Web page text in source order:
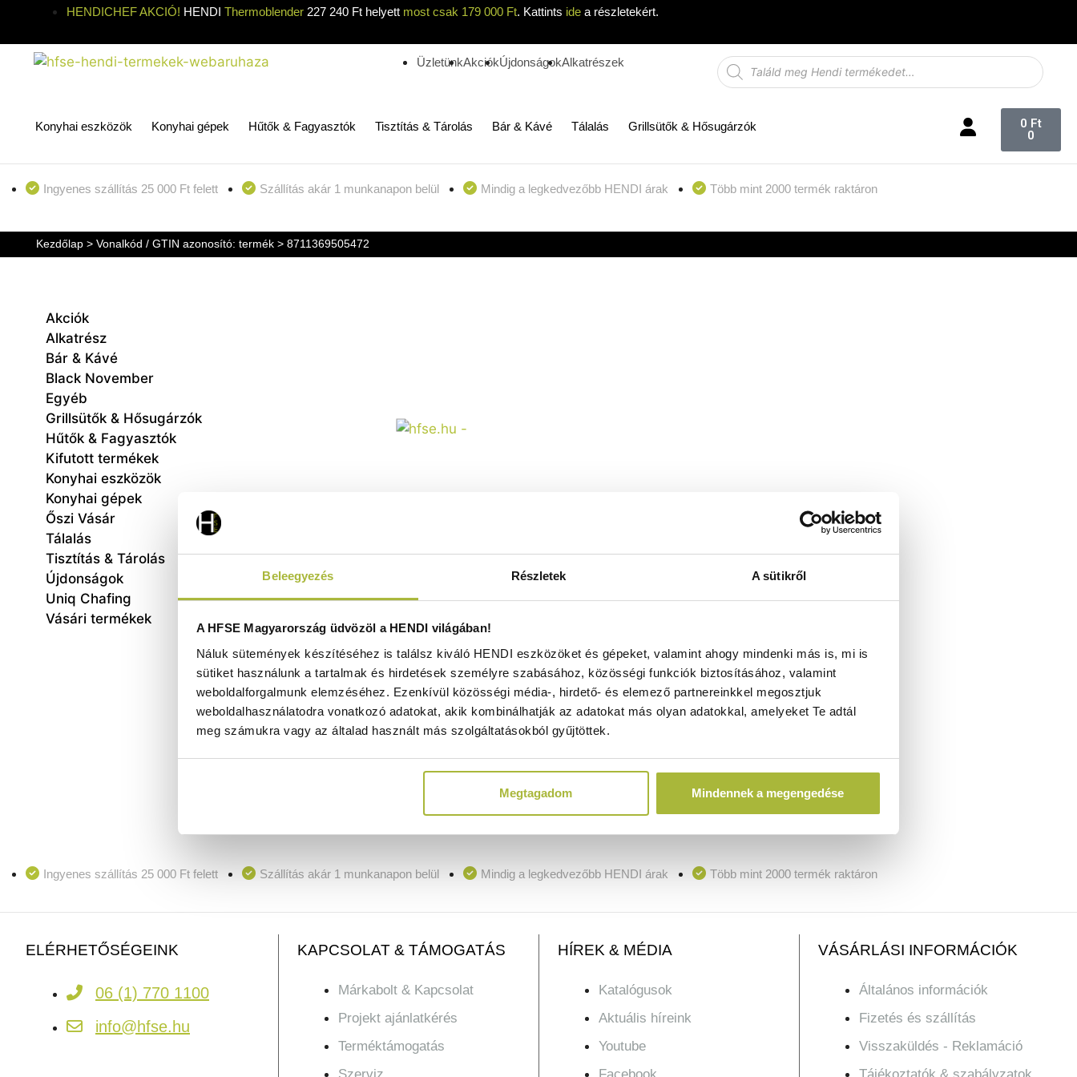
Beleegyezés Részletek A sütikről
A HFSE Magyarország üdvözöl a HENDI világában!
Náluk sütemények készítéséhez is találsz kiváló HENDI eszközöket és gépeket, valamint ahogy mindenki más is, mi is
sütiket használunk a tartalmak és hirdetések személyre szabásához, közösségi funkciók biztosításához, valamint
weboldalforgalmunk elemzéséhez. Ezenkívül közösségi média-, hirdető- és elemező partnereinkkel megosztjuk
weboldalhasználatodra vonatkozó adatokat, akik kombinálhatják az adatokat más olyan adatokkal, amelyeket Te adtál
meg számukra vagy az általad használt más szolgáltatásokból gyűjtöttek.
Megtagadom Mindennek a megengedése
HENDICHEF AKCIÓ! HENDI Thermoblender 227 240 Ft helyett most csak 179 000 Ft. Kattints ide a részletekért.
ÜzletünkAkciókÚjdonságokAlkatrészek
Konyhai eszközök Konyhai gépek Hűtők & Fagyasztók Tisztítás & Tárolás Bár & Kávé Tálalás Grillsütők & Hősugárzók 0 Ft
0
Ingyenes szállítás 25 000 Ft felett Szállítás akár 1 munkanapon belül Mindig a legkedvezőbb HENDI árak Több mint 2000 termék raktáron
Kezdőlap> Vonalkód / GTIN azonosító: termék > 8711369505472
Akciók
Alkatrész
Bár & Kávé
Black November
Egyéb
Grillsütők & Hősugárzók
Hűtők & Fagyasztók
Kifutott termékek
Konyhai eszközök
Konyhai gépek
Őszi Vásár
Tálalás
Tisztítás & Tárolás
Újdonságok
Uniq Chafing
Vásári termékek
270x270x(H)20mm - HENDI 505472
Raktáron
14.570Ft
(11.472Ft + ÁFA)
Ingyenes szállítás 25 000 Ft felett Szállítás akár 1 munkanapon belül Mindig a legkedvezőbb HENDI árak Több mint 2000 termék raktáron
ELÉRHETŐSÉGEINK
06 (1) 770 1100
info@hfse.hu
KAPCSOLAT & TÁMOGATÁS
Márkabolt & Kapcsolat
Projekt ajánlatkérés
Terméktámogatás
HÍREK & MÉDIA
Katalógusok
Aktuális híreink
Youtube
VÁSÁRLÁSI INFORMÁCIÓK
Általános információk
Fizetés és szállítás
Visszaküldés - Reklamáció